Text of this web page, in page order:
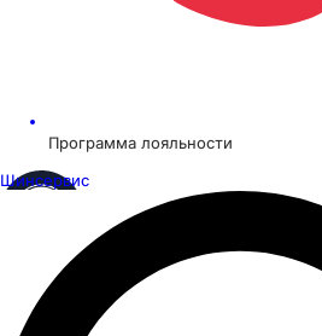
Программа лояльности
Шинсервис